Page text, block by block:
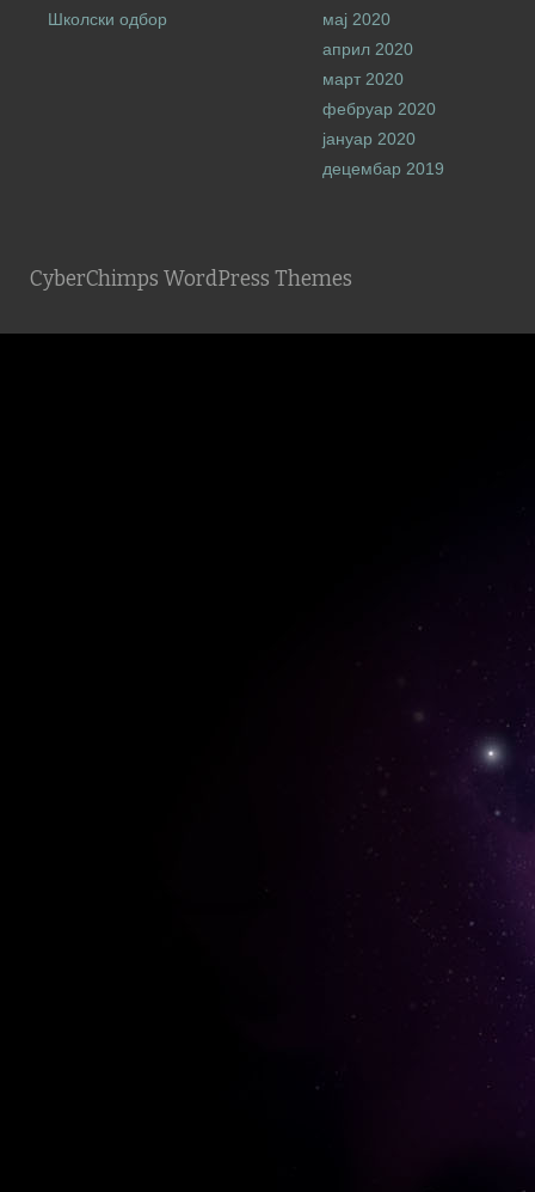
Школски одбор
мај 2020
април 2020
март 2020
фебруар 2020
јануар 2020
децембар 2019
CyberChimps WordPress Themes